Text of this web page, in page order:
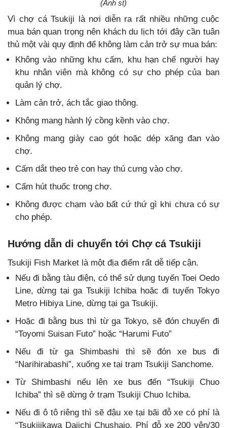
(Ảnh st)
Vì chợ cá Tsukiji là nơi diễn ra rất nhiều những cuộc
mua bán quan trọng nên khách du lịch tới đây cần tuân
thủ một vài quy định để không làm cản trở sự mua bán:
Không vào những khu cấm, khu hạn chế người hay
khu nhân viên mà không có sự cho phép của ban
quản lý chợ.
Làm cản trở, ách tắc giao thông.
Không mang hành lý cồng kềnh vào chợ.
Không mang giày cao gót hoặc dép xăng đan vào
chợ.
Cấm dắt theo trẻ con hay thú cưng vào chợ.
Cấm hút thuốc trong chợ.
Không được chạm vào bất cứ thứ gì khi chưa có sự
cho phép.
Hướng dẫn di chuyển tới Chợ cá Tsukiji
Tsukiji Fish Market là một địa điểm rất dễ tiếp cận.
Nếu đi bằng tàu điện, có thể sử dụng tuyến Toei Oedo
Line, dừng tại ga Tsukiji Ichiba hoặc đi tuyến Tokyo
Metro Hibiya Line, dừng tại ga Tsukiji.
Hoặc đi bằng bus thì từ ga Tokyo, sẽ đón chuyến đi
“Toyomi Suisan Futo” hoặc “Harumi Futo”
Nếu đi từ ga Shimbashi thì sẽ đón xe bus đi
“Narihirabashi”, xuống xe tại trạm Tsukiji Sanchome.
Từ Shimbashi nếu lên xe bus đến “Tsukiji Chuo
Ichiba” thì sẽ dừng ở trạm Tsukiji Chuo Ichiba.
Nếu đi ô tô riêng thì sẽ đậu xe tại bãi đỗ xe có phí là
“Tsukijikawa Daiichi Chushajo. Phí đỗ xe 200 yên/30